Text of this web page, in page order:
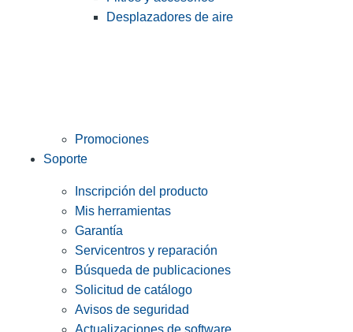
Desplazadores de aire
Promociones
Soporte
Inscripción del producto
Mis herramientas
Garantía
Servicentros y reparación
Búsqueda de publicaciones
Solicitud de catálogo
Avisos de seguridad